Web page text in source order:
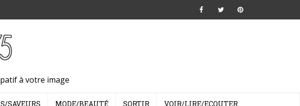
à votre image
SAVEURS MODE/BEAUTÉ SORTIR VOIR/LIRE/ECOUTER